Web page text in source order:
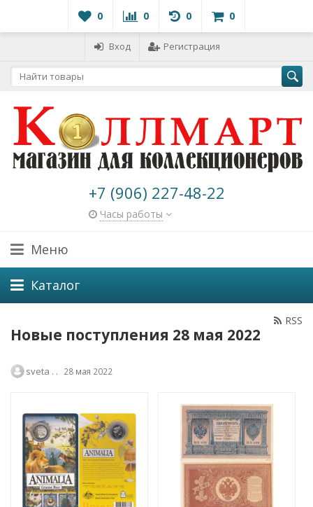
0 0 0 0
Вход Регистрация
+7 (906) 227-48-22
Часы работы
Меню
Каталог
RSS
Новые поступления 28 мая 2022
sveta . . 28 мая 2022